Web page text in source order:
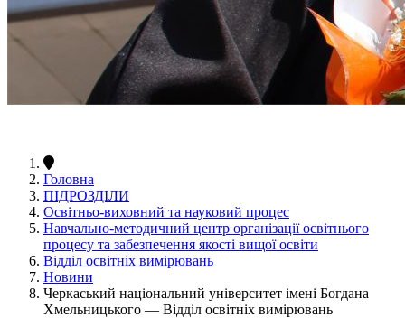
Головна
ПІДРОЗДІЛИ
Освітньо-виховний та науковий процес
Навчально-методичний центр організації освітнього
процесу та забезпечення якості вищої освіти
Відділ освітніх вимірювань
Новини
Черкаський національний університет імені Богдана
Хмельницького — Відділ освітніх вимірювань